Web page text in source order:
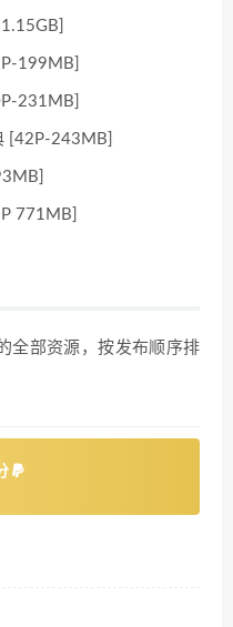
199MB]
231MB]
[42P-243MB]
771MB]
全部资源，按发布顺序排